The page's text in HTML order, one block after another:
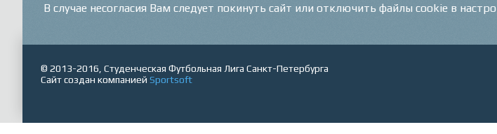
© 2013-2016, Студенческая Футбольная Лига Санкт-Петербурга
Сайт создан компанией Sportsoft
В случае несогласия Вам следует покинуть сайт или отключить файлы cookie в